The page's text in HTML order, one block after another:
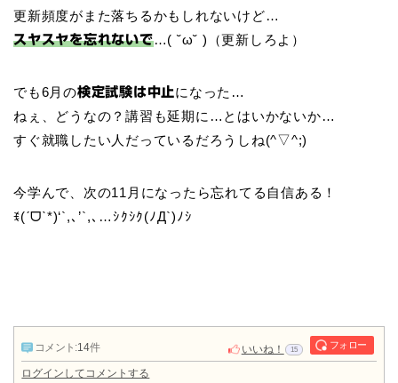
更新頻度がまた落ちるかもしれないけど…
スヤスヤを忘れないで…( ˘ω˘ )（更新しろよ）
でも6月の検定試験は中止 になった…
ねぇ、どうなの？講習も延期に…とはいかないか…
すぐ就職したい人だっているだろうしね(^▽^;)
今学んで、次の11月になったら忘れてる自信ある！
ꉂ(ˊᗜˋ*)‘`,､’`,､…ｼｸｼｸ(ﾉД`)ﾉｼ